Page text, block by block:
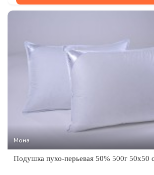
Мона
Подушка пухо-перьевая 50% 500г 50х50